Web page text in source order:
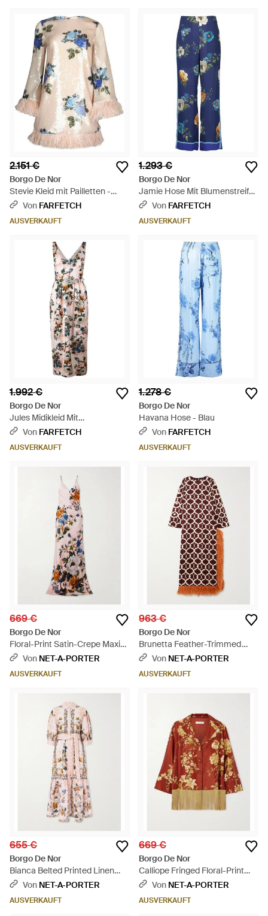
2.151 €
Borgo De Nor
Stevie Kleid mit Pailletten -
WeißVon FARFETCH
AUSVERKAUFT
1.293 €
Borgo De Nor
Jamie Hose Mit Blumenstreifen
- Blau
Von FARFETCH
AUSVERKAUFT
1.992 €
Borgo De Nor
Jules Midikleid Mit
Blumengürtel - Weiß
Von FARFETCH
AUSVERKAUFT
1.278 €
Borgo De Nor
Havana Hose - Blau
Von FARFETCH
AUSVERKAUFT
669 €
Borgo De Nor
Floral-Print Satin-Crepe Maxi
Dress - Weiß
Von NET-A-PORTER
AUSVERKAUFT
963 €
Borgo De Nor
Brunetta Feather-Trimmed
Cotton-Blend Jacquard Maxi
Von NET-A-PORTER
AUSVERKAUFT
655 €
Borgo De Nor
Bianca Belted Printed Linen
And Cotton-Blend Midi Dress -
Von NET-A-PORTER
AUSVERKAUFT
669 €
Borgo De Nor
Calliope Fringed Floral-Print
Silk-Twill Shirt - Rot
Von NET-A-PORTER
AUSVERKAUFT